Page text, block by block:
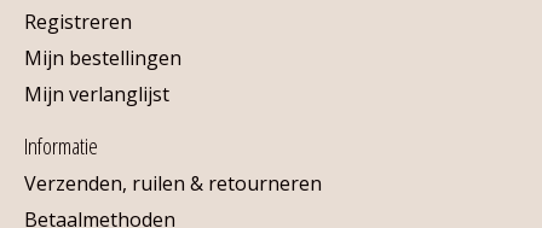
Registreren
Mijn bestellingen
Mijn verlanglijst
Informatie
Verzenden, ruilen & retourneren
Betaalmethoden